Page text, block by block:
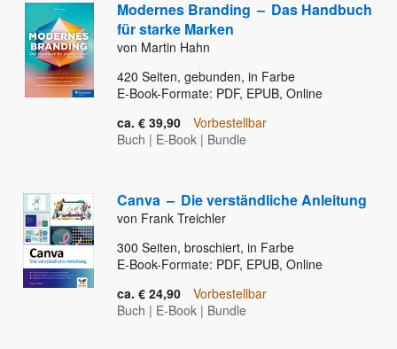
Modernes Branding – Das Handbuch
für starke Marken
von Martin Hahn
420 Seiten, gebunden, in Farbe
E-Book-Formate: PDF, EPUB, Online
ca. € 39,90
Vorbestellbar
Buch | E-Book | Bundle
Canva – Die verständliche Anleitung
von Frank Treichler
300 Seiten, broschiert, in Farbe
E-Book-Formate: PDF, EPUB, Online
ca. € 24,90
Vorbestellbar
Buch | E-Book | Bundle